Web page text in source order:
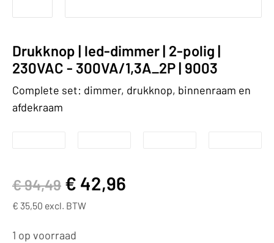
Drukknop | led-dimmer | 2-polig |
230VAC - 300VA/1,3A_2P | 9003
Complete set: dimmer, drukknop, binnenraam en
afdekraam
€94,49 € 42,96
€ 35,50 excl. BTW
1 op voorraad